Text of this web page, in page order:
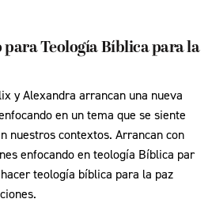
para Teología Bíblica para la
y Alexandra arrancan una nueva
en un tema que se siente
nuestros contextos. Arrancan con
enfocando en teología Bíblica par
teología bíblica para la paz